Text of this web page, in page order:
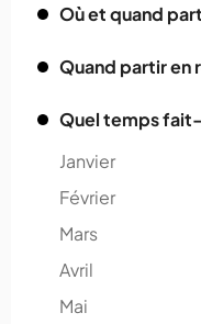
Où et quand
Quand partir en
Quel temps fait-
Janvier
Février
Mars
Avril
Mai